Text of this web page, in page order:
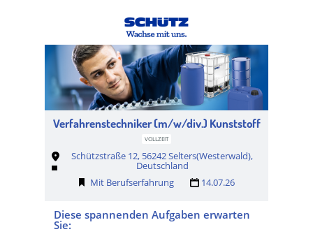
Verfahrenstechniker (m/w/div.) Kunststoff
VOLLZEIT
Schützstraße 12, 56242 Selters(Westerwald),
Deutschland
Mit Berufserfahrung
14.07.26
Diese spannenden Aufgaben erwarten
Sie: